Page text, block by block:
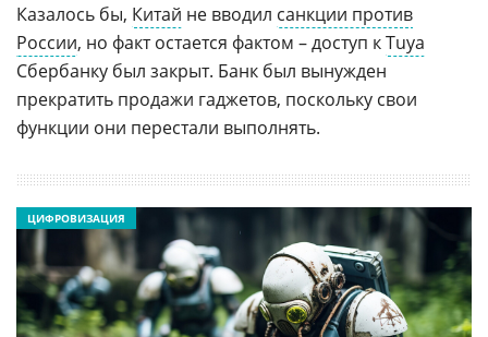
Казалось бы, Китай не вводил санкции против
России, но факт остается фактом – доступ кTuya
Сбербанку был закрыт. Банк был вынужден
прекратить продажи гаджетов, поскольку свои
функции они перестали выполнять.
ЦИФРОВИЗАЦИЯ